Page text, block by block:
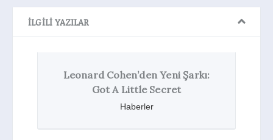
İLGILI YAZILAR